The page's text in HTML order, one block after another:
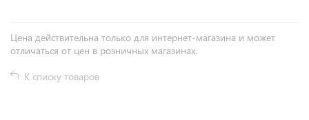
Цена действительна только для интернет-магазина и может
отличаться от цен в розничных магазинах.
К списку товаров